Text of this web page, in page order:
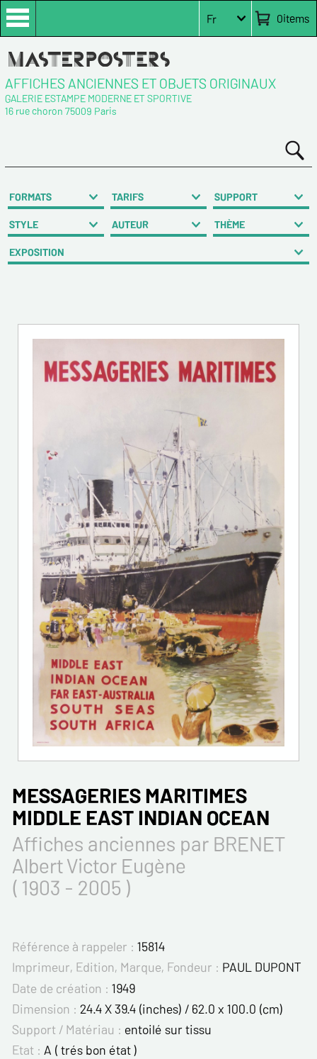
0items
Fr
AFFICHES ANCIENNES ET OBJETS ORIGINAUX
GALERIE ESTAMPE MODERNE ET SPORTIVE
16 rue choron 75009 Paris
FORMATS TARIFS SUPPORT
STYLE AUTEUR THÈME
EXPOSITION
MESSAGERIES MARITIMES
MIDDLE EAST INDIAN OCEAN
Affiches anciennes par BRENET
Albert Victor Eugène
( 1903 - 2005 )
Référence à rappeler : 15814
Imprimeur, Edition, Marque, Fondeur : PAUL DUPONT
Date de création : 1949
Dimension : 24.4 X 39.4 (inches) / 62.0 x 100.0 (cm)
Support / Matériau : entoilé sur tissu
Etat : A ( trés bon état )